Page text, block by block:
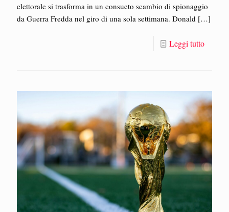
elettorale si trasforma in un consueto scambio di spionaggio
da Guerra Fredda nel giro di una sola settimana. Donald […]
Leggi tutto